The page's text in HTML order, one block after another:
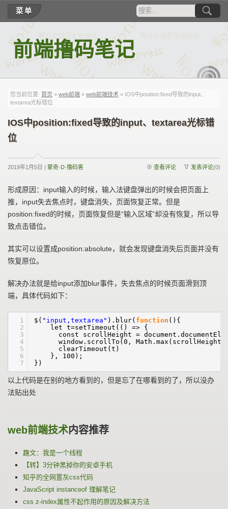
菜单
前端撸码笔记
您当前位置: 首页 » web前端 » web前端技术 » IOS中position:fixed导致的input、
textarea光标错位
IOS中position:fixed导致的input、textarea光标错
位
2019年1月5日 | 蒙奇·D·撸码客 ∇ 发表评论(0)
⊕ 查看评论
形成原因：input输入的时候，输入法键盘弹出的时候会把页面上
推，input失去焦点时，键盘消失，页面恢复正常。但是
position:fixed的时候，页面恢复但是“输入区域”却没有恢复，所以导
致点击错位。
其实可以设置成position:absolute，就会发现键盘消失后页面并没有
恢复原位。
解决办法就是给input添加blur事件，失去焦点的时候页面滑到顶
端，具体代码如下：
1
2
3
4
5
6
7
$( "input,textarea" ).blur( function (){
let t=setTimeout(() => {
const scrollHeight =
window.scrollTo(0,
clearTimeout(t)
}, 100);
})
以上代码是在别的地方看到的，但是忘了在哪看到的了，所以没办
法贴出处
web前端技术内容推荐
趣文：我是一个线程
【转】3分钟黑掉你的安卓手机
知乎的全网置灰css代码
JavaScript instanceof 理解笔记
css z-index属性不起作用的原因及解决方法